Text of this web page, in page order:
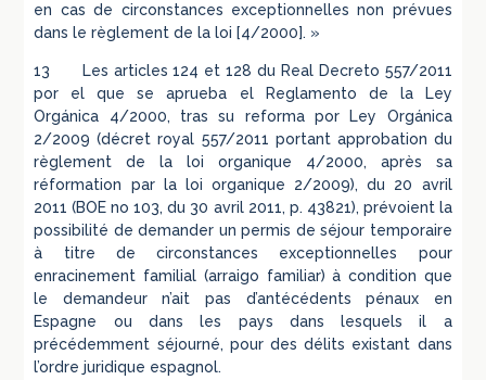
en cas de circonstances exceptionnelles non prévues
dans le règlement de la loi [4/2000]. »
13 Les articles 124 et 128 du Real Decreto 557/2011
por el que se aprueba el Reglamento de la Ley
Orgánica 4/2000, tras su reforma por Ley Orgánica
2/2009 (décret royal 557/2011 portant approbation du
règlement de la loi organique 4/2000, après sa
réformation par la loi organique 2/2009), du 20 avril
2011 (BOE no 103, du 30 avril 2011, p. 43821), prévoient la
possibilité de demander un permis de séjour temporaire
à titre de circonstances exceptionnelles pour
enracinement familial (arraigo familiar) à condition que
le demandeur n’ait pas d’antécédents pénaux en
Espagne ou dans les pays dans lesquels il a
précédemment séjourné, pour des délits existant dans
l’ordre juridique espagnol.